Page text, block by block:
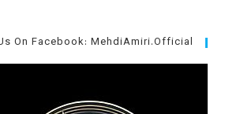
On Facebook: MehdiAmiri.Official